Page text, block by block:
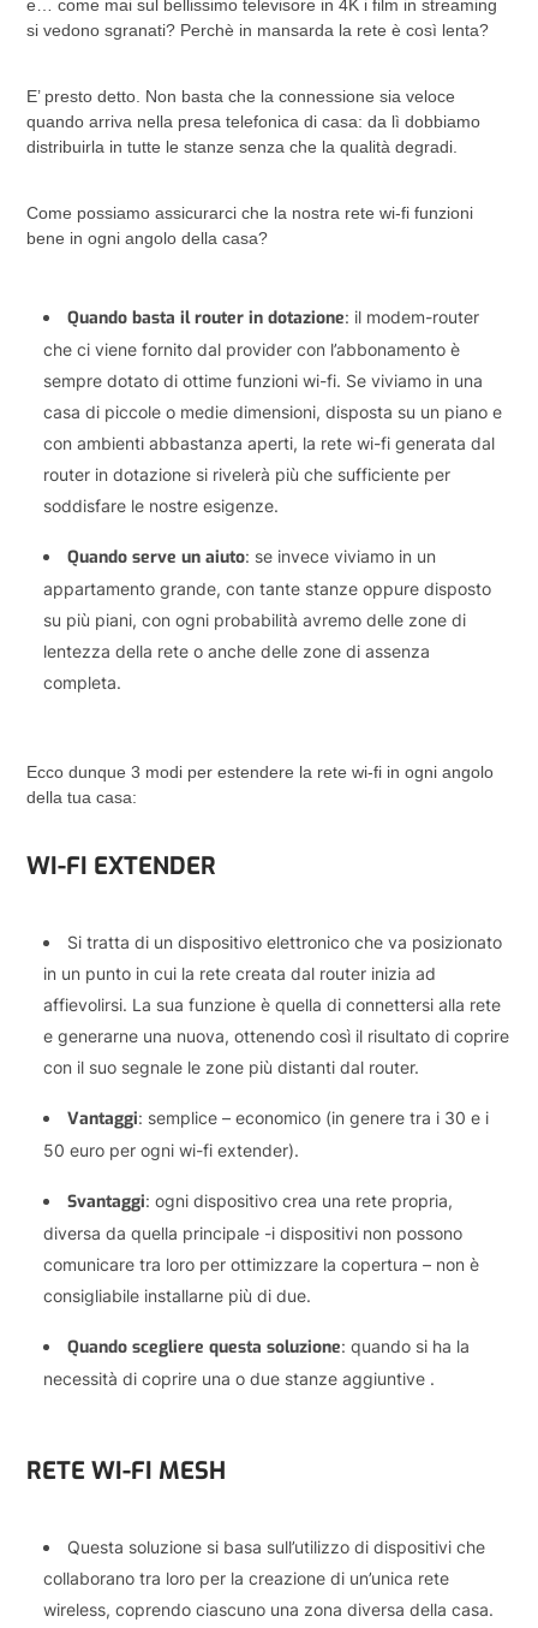
e… come mai sul bellissimo televisore in 4K i film in streaming
si vedono sgranati? Perchè in mansarda la rete è così lenta?
E’ presto detto. Non basta che la connessione sia veloce
quando arriva nella presa telefonica di casa: da lì dobbiamo
distribuirla in tutte le stanze senza che la qualità degradi.
Come possiamo assicurarci che la nostra rete wi-fi funzioni
bene in ogni angolo della casa?
Quando basta il router in dotazione: il modem-router
che ci viene fornito dal provider con l’abbonamento è
sempre dotato di ottime funzioni wi-fi. Se viviamo in una
casa di piccole o medie dimensioni, disposta su un piano e
con ambienti abbastanza aperti, la rete wi-fi generata dal
router in dotazione si rivelerà più che sufficiente per
soddisfare le nostre esigenze.
Quando serve un aiuto: se invece viviamo in un
appartamento grande, con tante stanze oppure disposto
su più piani, con ogni probabilità avremo delle zone di
lentezza della rete o anche delle zone di assenza
completa.
Ecco dunque 3 modi per estendere la rete wi-fi in ogni angolo
della tua casa:
WI-FI EXTENDER
Si tratta di un dispositivo elettronico che va posizionato
in un punto in cui la rete creata dal router inizia ad
affievolirsi. La sua funzione è quella di connettersi alla rete
e generarne una nuova, ottenendo così il risultato di coprire
con il suo segnale le zone più distanti dal router.
Vantaggi: semplice – economico (in genere tra i 30 e i
50 euro per ogni wi-fi extender).
Svantaggi: ogni dispositivo crea una rete propria,
diversa da quella principale -i dispositivi non possono
comunicare tra loro per ottimizzare la copertura – non è
consigliabile installarne più di due.
Quando scegliere questa soluzione: quando si ha la
necessità di coprire una o due stanze aggiuntive .
RETE WI-FI MESH
Questa soluzione si basa sull’utilizzo di dispositivi che
collaborano tra loro per la creazione di un’unica rete
wireless, coprendo ciascuno una zona diversa della casa.